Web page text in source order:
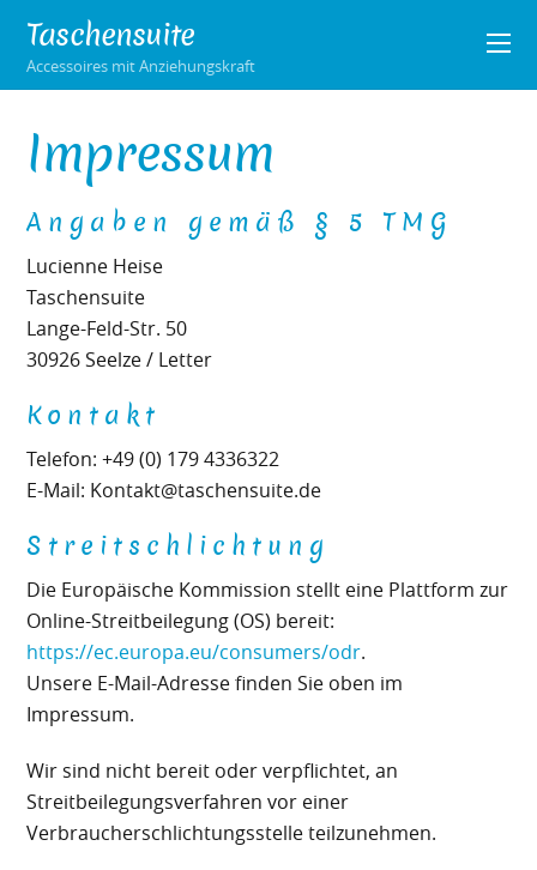
Taschensuite
Accessoires mit Anziehungskraft
Impressum
Angaben gemäß § 5 TMG
Lucienne Heise
Taschensuite
Lange-Feld-Str. 50
30926 Seelze / Letter
Kontakt
Telefon: +49 (0) 179 4336322
E-Mail: Kontakt@taschensuite.de
Streitschlichtung
Die Europäische Kommission stellt eine Plattform zur
Online-Streitbeilegung (OS) bereit:
https://ec.europa.eu/consumers/odr.
Unsere E-Mail-Adresse finden Sie oben im
Impressum.
Wir sind nicht bereit oder verpflichtet, an
Streitbeilegungsverfahren vor einer
Verbraucherschlichtungsstelle teilzunehmen.